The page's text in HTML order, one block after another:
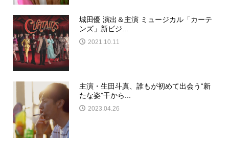
城田優 演出＆主演 ミュージカル「カーテ
ンズ」新ビジ...
2021.10.11
主演・生田斗真、誰もが初めて出会う“新
たな姿”干から...
2023.04.26